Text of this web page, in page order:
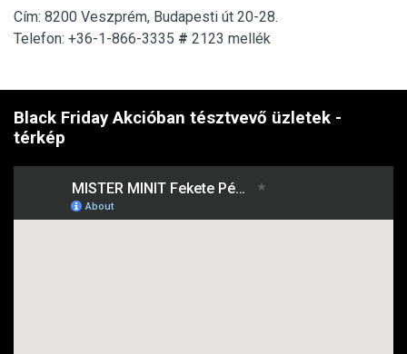
Cím: 8200 Veszprém, Budapesti út 20-28.
Telefon: +36-1-866-3335 # 2123 mellék
Black Friday Akcióban tésztvevő üzletek -
térkép